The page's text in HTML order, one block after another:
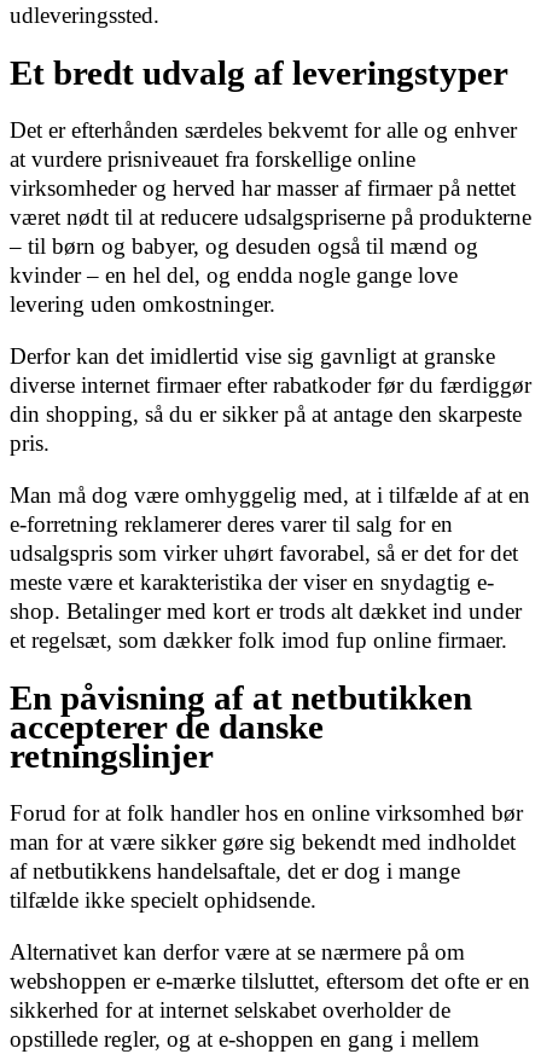
udleveringssted.
Et bredt udvalg af leveringstyper
Det er efterhånden særdeles bekvemt for alle og enhver
at vurdere prisniveauet fra forskellige online
virksomheder og herved har masser af firmaer på nettet
været nødt til at reducere udsalgspriserne på produkterne
– til børn og babyer, og desuden også til mænd og
kvinder – en hel del, og endda nogle gange love
levering uden omkostninger.
Derfor kan det imidlertid vise sig gavnligt at granske
diverse internet firmaer efter rabatkoder før du færdiggør
din shopping, så du er sikker på at antage den skarpeste
pris.
Man må dog være omhyggelig med, at i tilfælde af at en
e-forretning reklamerer deres varer til salg for en
udsalgspris som virker uhørt favorabel, så er det for det
meste være et karakteristika der viser en snydagtig e-
shop. Betalinger med kort er trods alt dækket ind under
et regelsæt, som dækker folk imod fup online firmaer.
En påvisning af at netbutikken
accepterer de danske
retningslinjer
Forud for at folk handler hos en online virksomhed bør
man for at være sikker gøre sig bekendt med indholdet
af netbutikkens handelsaftale, det er dog i mange
tilfælde ikke specielt ophidsende.
Alternativet kan derfor være at se nærmere på om
webshoppen er e-mærke tilsluttet, eftersom det ofte er en
sikkerhed for at internet selskabet overholder de
opstillede regler, og at e-shoppen en gang i mellem